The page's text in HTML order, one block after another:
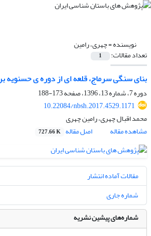
نویسنده =چهری، رامین
تعداد مقالات: 1
بنای سنگی سرماج، قلعه ای از دوره ی حسنویه
دوره 7، شماره 13، 1396، صفحه
173-188
10.22084/nbsh.2017.4529.1171
محمد اقبال چهری، رامین چهری
مشاهده مقاله
اصل مقاله 727.66 K
مقالات آماده انتشار
شماره جاری
شماره‌های پیشین نشریه